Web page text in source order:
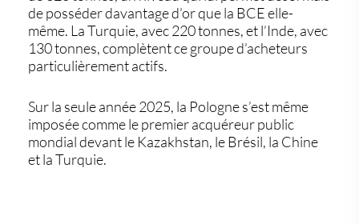
de posséder davantage d’or que la BCE elle-
même. La Turquie, avec 220 tonnes, et l’Inde, avec
130 tonnes, complètent ce groupe d’acheteurs
particulièrement actifs.
Sur la seule année 2025, la Pologne s’est même
imposée comme le premier acquéreur public
mondial devant le Kazakhstan, le Brésil, la Chine
et la Turquie.